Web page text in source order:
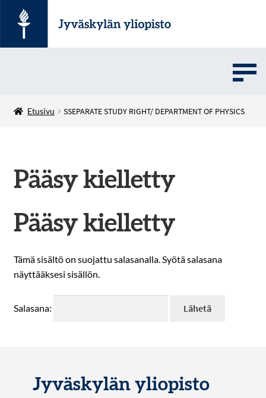
UMOVE
English
Etusivu SSEPARATE STUDY RIGHT/ DEPARTMENT OF PHYSICS
Pääsy kielletty
Pääsy kielletty
Tämä sisältö on suojattu salasanalla. Syötä salasana
näyttääksesi sisällön.
Salasana:
Jyväskylän yliopisto